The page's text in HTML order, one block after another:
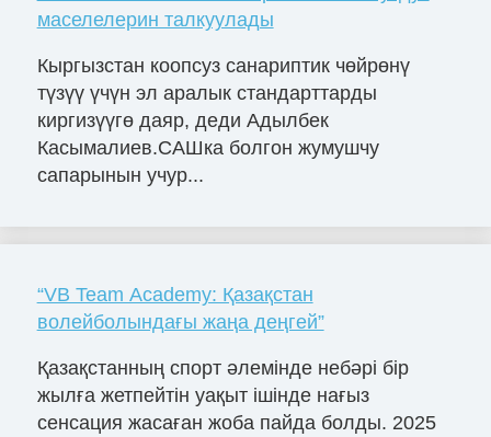
маселелерин талкуулады
Кыргызстан коопсуз санариптик чөйрөнү
түзүү үчүн эл аралык стандарттарды
киргизүүгө даяр, деди Адылбек
Касымалиев.САШка болгон жумушчу
сапарынын учур...
“VB Team Academy: Қазақстан
волейболындағы жаңа деңгей”
Қазақстанның спорт әлемінде небәрі бір
жылға жетпейтін уақыт ішінде нағыз
сенсация жасаған жоба пайда болды. 2025